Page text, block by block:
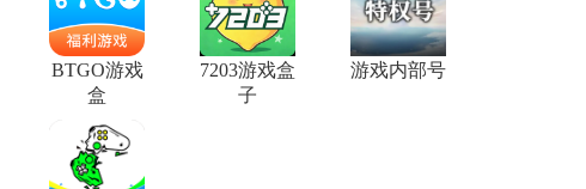
BTGO游戏
盒
7203游戏盒
子
游戏内部号